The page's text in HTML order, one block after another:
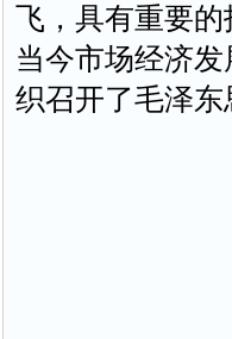
飞，具有重要
当今市场经济
织召开了毛泽